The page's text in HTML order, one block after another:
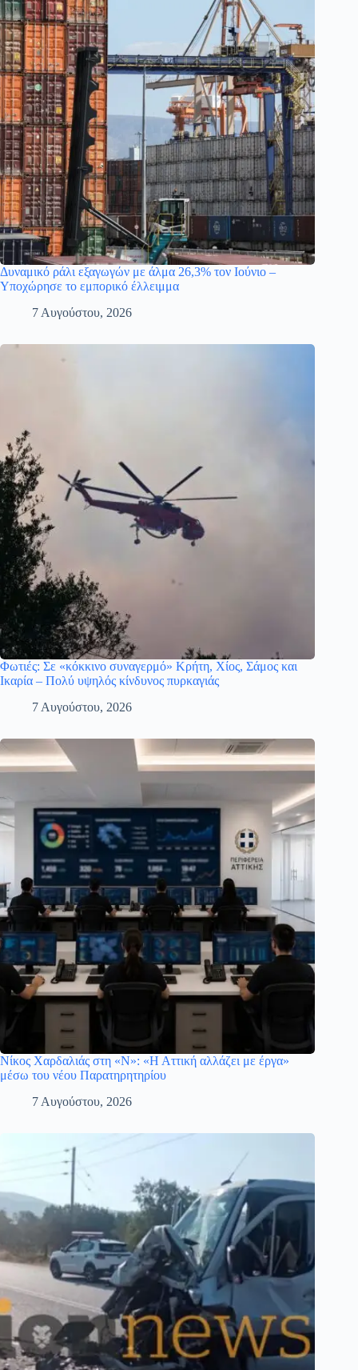
Δυναμικό ράλι εξαγωγών με άλμα 26,3% τον Ιούνιο –
Υποχώρησε το εμπορικό έλλειμμα
7 Αυγούστου, 2026
Φωτιές: Σε «κόκκινο συναγερμό» Κρήτη, Χίος, Σάμος και
Ικαρία – Πολύ υψηλός κίνδυνος πυρκαγιάς
7 Αυγούστου, 2026
Νίκος Χαρδαλιάς στη «Ν»: «Η Αττική αλλάζει με έργα»
μέσω του νέου Παρατηρητηρίου
7 Αυγούστου, 2026